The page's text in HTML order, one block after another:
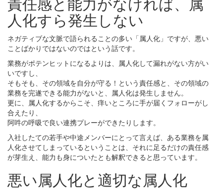
責任感と能力がなければ、属
人化すら発生しない
ネガティブな文脈で語られることの多い「属人化」ですが、悪い
ことばかりではないのではという話です。
業務がポテンヒットになるよりは、属人化して漏れがない方がい
いですし、
そもそも、その領域を自分が守る！という責任感と、その領域の
業務を完遂できる能力がないと、属人化は発生しません。
更に、属人化するからこそ、痒いところに手が届くフォローがし
合えたり、
阿吽の呼吸で良い連携プレーができたりします。
入社したての若手や中途メンバーにとって言えば、ある業務を属
人化させてしまっているということは、それに足るだけの責任感
が芽生え、能力も身についたとも解釈できると思っています。
悪い属人化と適切な属人化